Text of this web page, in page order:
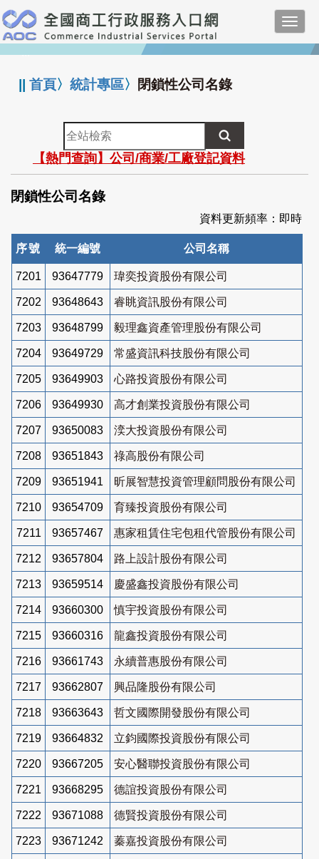
跳
到
主
要
:::
||首頁〉統計專區〉 閉鎖性公司名錄
全
站
檢
索
【熱門查詢】公司/商業/工廠登記資料
閉鎖性公司名錄
資料更新頻率：即時
序號 統一編號 公司名稱
7201 93647779 瑋奕投資股份有限公司
7202 93648643 睿眺資訊股份有限公司
7203 93648799 毅理鑫資產管理股份有限公司
7204 93649729 常盛資訊科技股份有限公司
7205 93649903 心路投資股份有限公司
7206 93649930 高才創業投資股份有限公司
7207 93650083 湙大投資股份有限公司
7208 93651843 祿高股份有限公司
7209 93651941 昕展智慧投資管理顧問股份有限公司
7210 93654709 育臻投資股份有限公司
7211 93657467 惠家租賃住宅包租代管股份有限公司
7212 93657804 路上設計股份有限公司
7213 93659514 慶盛鑫投資股份有限公司
7214 93660300 慎宇投資股份有限公司
7215 93660316 龍鑫投資股份有限公司
7216 93661743 永續普惠股份有限公司
7217 93662807 興品隆股份有限公司
7218 93663643 哲文國際開發股份有限公司
7219 93664832 立鈞國際投資股份有限公司
7220 93667205 安心醫聯投資股份有限公司
7221 93668295 德誼投資股份有限公司
7222 93671088 德賢投資股份有限公司
7223 93671242 蓁嘉投資股份有限公司